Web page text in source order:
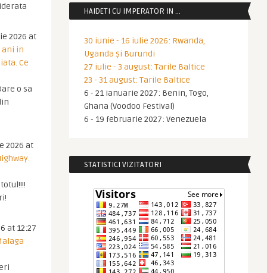
2026 at
ani in
Ce
o sa
2026 at
at 12:27
HAIDETI CU IMPERATOR IN …
30 iunie - 16 iulie 2026: Rwanda,
Uganda și Burundi
27 iulie - 3 august: Tarile Baltice
23 - 31 august: Tarile Baltice
6 - 21 ianuarie 2027: Benin, Togo,
Ghana (Voodoo Festival)
6 - 19 februarie 2027: Venezuela
STATISTICI VIZITATORI